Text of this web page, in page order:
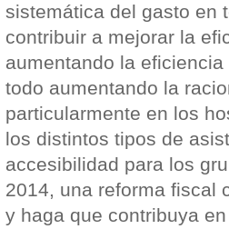
sistemática del gasto en
contribuir a mejorar la
aumentando la
todo aumentando la
particularmente en los
los distintos tipos de
accesibilidad para los
2014, una reforma fiscal
y haga que contribuya